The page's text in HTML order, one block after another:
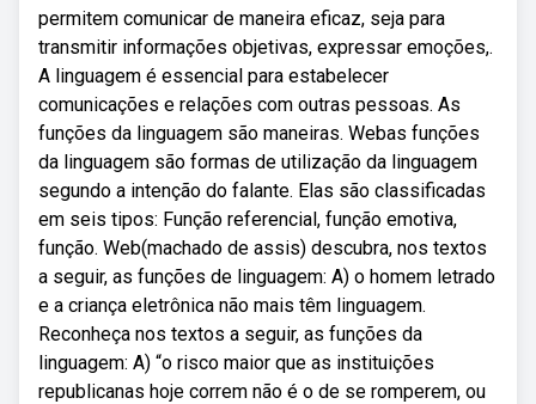
permitem comunicar de maneira eficaz, seja para
transmitir informações objetivas, expressar emoções,.
A linguagem é essencial para estabelecer
comunicações e relações com outras pessoas. As
funções da linguagem são maneiras. Webas funções
da linguagem são formas de utilização da linguagem
segundo a intenção do falante. Elas são classificadas
em seis tipos: Função referencial, função emotiva,
função. Web(machado de assis) descubra, nos textos
a seguir, as funções de linguagem: A) o homem letrado
e a criança eletrônica não mais têm linguagem.
Reconheça nos textos a seguir, as funções da
linguagem: A) “o risco maior que as instituições
republicanas hoje correm não é o de se romperem, ou